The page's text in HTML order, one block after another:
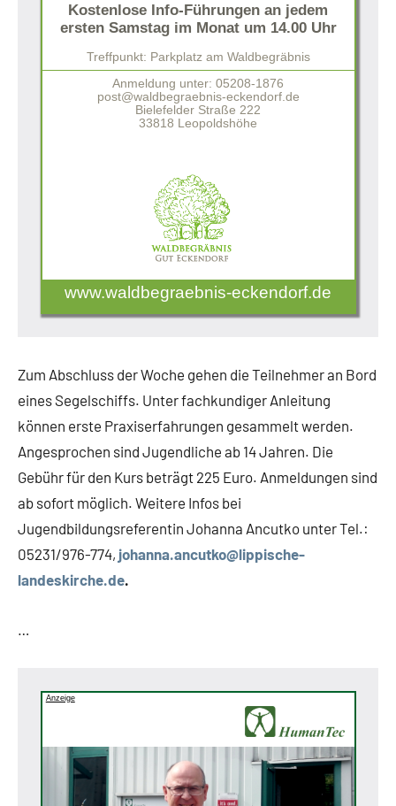
Kostenlose Info-Führungen an jedem
ersten Samstag im Monat um 14.00 Uhr
Treffpunkt: Parkplatz am Waldbegräbnis
Anmeldung unter: 05208-1876
post@waldbegraebnis-eckendorf.de
Bielefelder Straße 222
33818 Leopoldshöhe
www.waldbegraebnis-eckendorf.de
Zum Abschluss der Woche gehen die Teilnehmer an Bord
eines Segelschiffs. Unter fachkundiger Anleitung
können erste Praxiserfahrungen gesammelt werden.
Angesprochen sind Jugendliche ab 14 Jahren. Die
Gebühr für den Kurs beträgt 225 Euro. Anmeldungen sind
ab sofort möglich. Weitere Infos bei
Jugendbildungsreferentin Johanna Ancutko unter Tel.:
05231/976-774, johanna.ancutko@lippische-
landeskirche.de.
…
Anzeige